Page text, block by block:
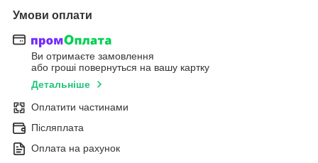
Умови оплати
Ви отримаєте замовлення
або гроші повернуться на вашу картку
Детальніше
Оплатити частинами
Післяплата
Оплата на рахунок